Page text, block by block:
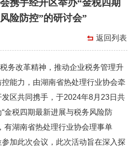
携手经开区举办“金税四期
险防控”的研讨会”
返回列表
务改革精神，推动企业税务管理升
能力，由湖南省热处理行业协会牵
区共同携手，于2024年8月23日共
金税四期最新进展与税务风险防
有湖南省热处理行业协会理事单
加此次会议，此次活动旨在深入探